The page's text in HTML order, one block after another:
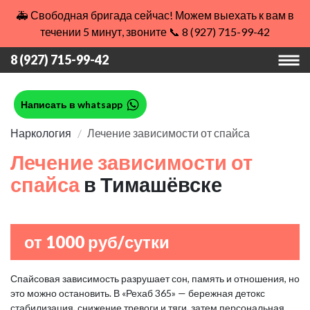
🚑 Свободная бригада сейчас! Можем выехать к вам в
течении 5 минут, звоните 📞 8 (927) 715-99-42
8 (927) 715-99-42
Написать в whatsapp
Наркология Лечение зависимости от спайса
Лечение зависимости от
спайса в Тимашёвске
от 1000 руб/сутки
Спайсовая зависимость разрушает сон, память и отношения, но
это можно остановить. В «Рехаб 365» — бережная детокс
стабилизация, снижение тревоги и тяги, затем персональная